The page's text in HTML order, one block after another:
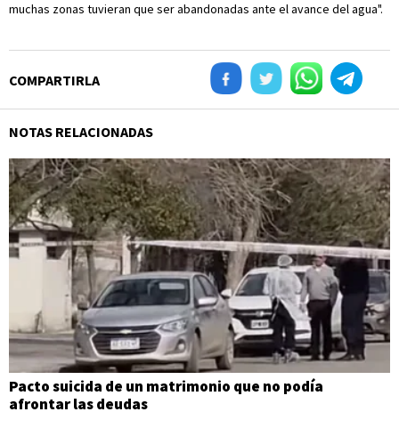
muchas zonas tuvieran que ser abandonadas ante el avance del agua".
COMPARTIRLA
NOTAS RELACIONADAS
Pacto suicida de un matrimonio que no podía
afrontar las deudas